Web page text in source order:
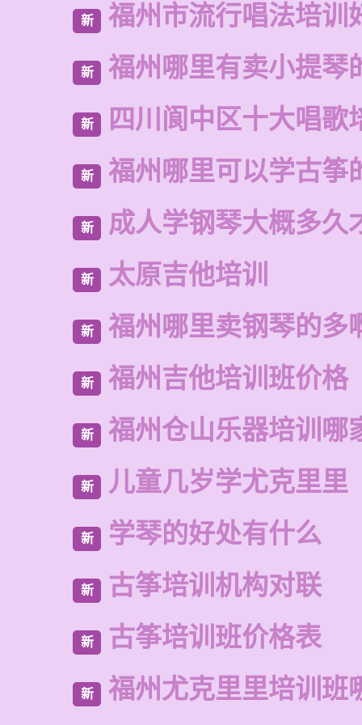
新 福州市流行唱法培训
新 福州哪里有卖小提琴
新 四川阆中区十大唱歌
新 福州哪里可以学古筝
新 成人学钢琴大概多久
新 太原吉他培训
新 福州哪里卖钢琴的多
新 福州吉他培训班价格
新 福州仓山乐器培训哪
新 儿童几岁学尤克里里
新 学琴的好处有什么
新 古筝培训机构对联
新 古筝培训班价格表
新 福州尤克里里培训班